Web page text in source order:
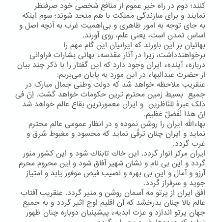
كنند؛ دوم در راه خیر عموم از منافع شخصی خود صرفنظر
نمایند و برای سازندگی مملكت با هم متحد شوند؛ سوم اینكه
به جای توجه به امور ظاهری و بی‌اهمیت غرب به آنچه اصل و
اساس تمدن است، یعنی علم، روی آورند.
بهائیان بر این باورند كه ایرانیان این گام مهم را
برخواهندداشت، زیرا در آثار مقدسهء بهائی بشارات فراوانی
دربارهء آیندهء ایران وجود دارد كه این گفتار را با ذكر چند بیان
از حضرت عبدالبهاء در این مورد به پایان می‌بریم:
عنقریب ملاحظه خواهد شد که دولت وطنی جمال مبارک در
جمیع بسیط زمین محترم ترین حکومات خواهد گشت. اِنّ فی
ذلک عبرهً للنّاظرین و ایران معمورترین بقاع عالم خواهد شد
اِنّ هذا لَفَضلٌ عَظیم.
بهاءالله ایران را روشن نموده و در انظار عمومی عالم محترم
نماید و ایران چنان ترقّی نماید که محسود و مغبوط شرق و
غرب گردد.
ایران مركز انوار گردد. این خاك تابناك شود و این كشور منور
گردد و این بی نام و نشان شهیر آفاق شود و این محروم محرم
آرزو و آمال و این بی بهره و نصیب فیض موفور یابد و امتیاز
جوید و سرفراز گردد.
افق ایران از پرتو مه آسمان روشن و منیر گردد. عنقریب آفتاب
عالم بالا چنان بدرخشد كه آن اقلیم اوج اثیر گردد و به جمیع
جهان پرتو اندازد و عزت ابدیهء پیشینیان دوباره چنان ظهور